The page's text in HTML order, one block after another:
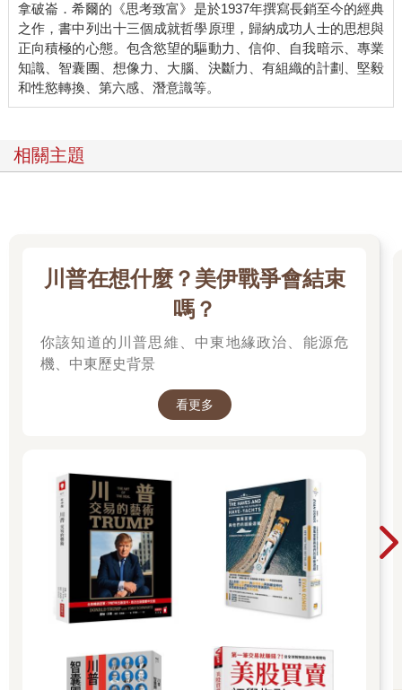
心，改當業務員算了。」反而這樣說：「我大老遠跑到這裡，就
是為了要和愛迪生合夥做生意，即使得耗上一輩子也在所不
惜。」他還真的是豁出去了！
倘若人人都能定下一道明確目標，甘願為它付出所有，直到有一
也許，當時年輕的巴恩斯尚且不明白這個道理，但因為有一副牛
脾氣，卯起來想滿足心中渴望，因此注定他能剷除大大小小的障
的挫敗。或許正因如此，我們多數人才會與機會擦身而過。
愛迪生剛剛完工一種新式辦公用具，即是當今眾人熟知的「愛迪
生口述機」。不過他旗下的業務員反應冷淡，他們一致相信，非
得使出九牛二虎之力才賣得掉。巴恩斯卻視它為天上掉下的大好
機會，故意躲在賣相不佳的機器裡，只有巴恩斯和發明者愛迪生
了，而且大有斬獲。因此愛迪生便與他簽約，同意他在全國銷
這樁合作案誕生之際也催生出「愛迪生生產、巴恩斯安裝」的口
號。兩人的合夥關係雖讓巴恩斯一夕致富，更體現了一件更重要
的事：他向世人證明「動腦思考就能致富」。
巴恩斯的原始渴望值多少錢，我無從得知，或許兩、三百萬美
實際活用人類已知的致富法則，就可以將一股無形的衝動信念轉
化成有形物質的報償。
拿破崙．希爾的《思考致富》是於1937年撰寫長銷至今的經典
之作，書中列出十三個成就哲學原理，歸納成功人士的思想與
正向積極的心態。包含慾望的驅動力、信仰、自我暗示、專業
知識、智囊團、想像力、大腦、決斷力、有組織的計劃、堅毅
相關主題
川普在想什麼？美伊戰爭會結束
嗎？
你該知道的川普思維、中東地緣政治、能源危
機、中東歷史背景
看更多